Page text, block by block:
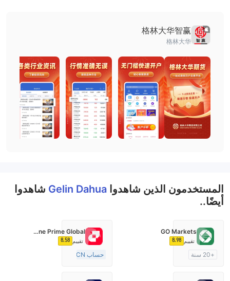
格林大华智赢
格林大华
المستخدمون الذين شاهدوا Gelin Dahua شاهدوا
أيضًا..
GO Markets
تقييم 8.98
+20 سنة
Fortune Prime Global
تقييم 8.58
حساب ECN